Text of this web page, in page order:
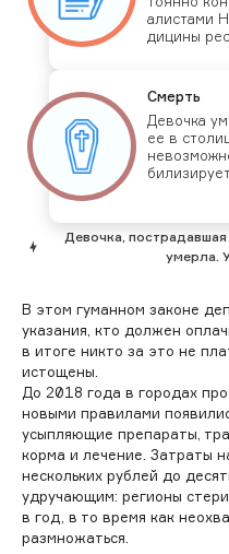
алис­та­ми
дици­ны
Смерть
Де­воч­ка
ее в
Девочка,
умерла.
В этом гуманном законе
указания, кто должен
в итоге никто за это не
истощены.
До 2018 года в городах
новыми правилами
усыпляющие препараты,
корма и лечение. Затраты
нескольких рублей до
удручающим: регионы
в год, в то время как
размножаться.